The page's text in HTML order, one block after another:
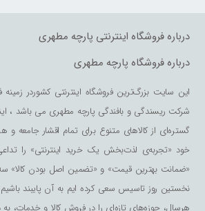
درباره فروشگاه اینترنتی پارچه مطهری
درباره فروشگاه پارچه مطهری
این سایت بزرگ‌ترین فروشگاه اینترنتی کشوردر
شرکت ریسندگی و بافندگی پارچه مطهری می باشد ،
گستره‌ای از کالاهای متنوع برای تمام اقشار جامعه و
خود «تجربه‌ی لذت‌بخش یک خرید اینترنتی» را
«ضمانت بهترین قیمت» و «تضمین اصل بودن کالا»
نخستین روز تاسیس سعی کرده ایم به آن پایبند
هرسال، حوزه‌های تازه‌ای را در فروش کالا و خدمات، به